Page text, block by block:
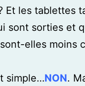
Et les tablettes
sont sorties et
elles moins
simple…NON.